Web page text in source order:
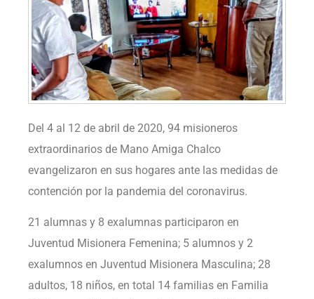
Del 4 al 12 de abril de 2020, 94 misioneros
extraordinarios de Mano Amiga Chalco
evangelizaron en sus hogares ante las medidas de
contención por la pandemia del coronavirus.
21 alumnas y 8 exalumnas participaron en
Juventud Misionera Femenina; 5 alumnos y 2
exalumnos en Juventud Misionera Masculina; 28
adultos, 18 niños, en total 14 familias en Familia